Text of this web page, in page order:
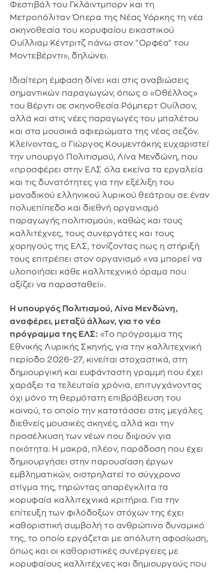
Φεστιβάλ του Γκλάιντμπορν και τη
Μετροπόλιταν Όπερα της Νέας Υόρκης τη νέα
σκηνοθεσία του κορυφαίου εικαστικού
Ουίλλιαμ Κέντριτζ πάνω στον "Ορφέα" του
Μοντεβέρντι», δηλώνει.
Ιδιαίτερη έμφαση δίνει και στις αναβιώσεις
σημαντικών παραγωγών, όπως ο «Οθέλλος»
του Βέρντι σε σκηνοθεσία Ρόμπερτ Ουίλσον,
αλλά και στις νέες παραγωγές του μπαλέτου
και στα μουσικά αφιερώματα της νέας σεζόν.
Κλείνοντας, ο Γιώργος Κουμεντάκης ευχαριστεί
την υπουργό Πολιτισμού, Λίνα Μενδώνη, που
«προσφέρει στην ΕΛΣ όλα εκείνα τα εργαλεία
και τις δυνατότητες για την εξέλιξη του
μοναδικού ελληνικού λυρικού θεάτρου σε έναν
πολυεπίπεδο και διεθνή οργανισμό
παραγωγής πολιτισμού», καθώς και τους
καλλιτέχνες, τους συνεργάτες και τους
χορηγούς της ΕΛΣ, τονίζοντας πως η στήριξή
τους επιτρέπει στον οργανισμό «να μπορεί να
υλοποιήσει κάθε καλλιτεχνικό όραμα που
αξίζει να παρασταθεί».
Η υπουργός Πολιτισμού, Λίνα Μενδώνη,
αναφέρει, μεταξύ άλλων, για το νέο
πρόγραμμα της ΕΛΣ: «Το πρόγραμμα της
Εθνικής Λυρικής Σκηνής, για την καλλιτεχνική
περίοδο 2026-27, κινείται στοχαστικά, στη
δημιουργική και ευφάνταστη γραμμή που έχει
χαράξει τα τελευταία χρόνια, επιτυγχάνοντας
όχι μόνο τη θερμότατη επιβράβευση του
κοινού, το οποίο την κατατάσσει στις μεγάλες
διεθνείς μουσικές σκηνές, αλλά και την
προσέλκυση των νέων που διψούν για
ποιότητα. Η μακρά, πλέον, παράδοση που έχει
δημιουργήσει στην παρουσίαση έργων
εμβληματικών, οιστρηλατεί το σύγχρονο
στίγμα της, τηρώντας απαρέγκλιτα τα
κορυφαία καλλιτεχνικά κριτήρια. Για την
επίτευξη των φιλόδοξων στόχων της έχει
καθοριστική συμβολή το ανθρώπινο δυναμικό
της, το οποίο εργάζεται με απόλυτη αφοσίωση,
όπως και οι καθοριστικές συνέργειες με
κορυφαίους καλλιτέχνες και δημιουργούς που